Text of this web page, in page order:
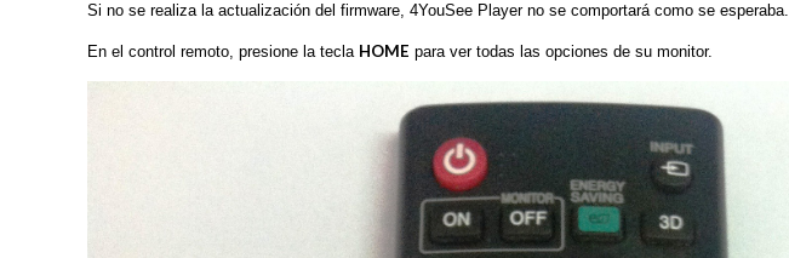
Si no se realiza la actualización del firmware, 4YouSee Player no se comportará como se esperaba.
En el control remoto, presione la tecla HOME para ver todas las opciones de su monitor.